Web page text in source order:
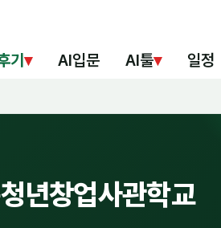
기 ▾ AI입문 AI툴▾ 일정
년창업사관학교